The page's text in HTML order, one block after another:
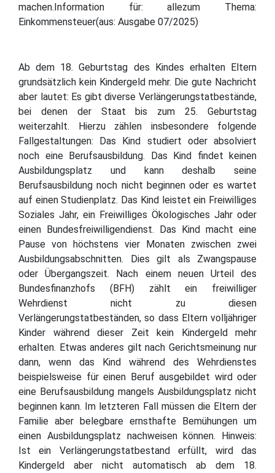
machen.Information für: allezum Thema:
Einkommensteuer(aus: Ausgabe 07/2025)
Ab dem 18. Geburtstag des Kindes erhalten Eltern
grundsätzlich kein Kindergeld mehr. Die gute Nachricht
aber lautet: Es gibt diverse Verlängerungstatbestände,
bei denen der Staat bis zum 25. Geburtstag
weiterzahlt. Hierzu zählen insbesondere folgende
Fallgestaltungen: Das Kind studiert oder absolviert
noch eine Berufsausbildung. Das Kind findet keinen
Ausbildungsplatz und kann deshalb seine
Berufsausbildung noch nicht beginnen oder es wartet
auf einen Studienplatz. Das Kind leistet ein Freiwilliges
Soziales Jahr, ein Freiwilliges Ökologisches Jahr oder
einen Bundesfreiwilligendienst. Das Kind macht eine
Pause von höchstens vier Monaten zwischen zwei
Ausbildungsabschnitten. Dies gilt als Zwangspause
oder Übergangszeit. Nach einem neuen Urteil des
Bundesfinanzhofs (BFH) zählt ein freiwilliger
Wehrdienst nicht zu diesen
Verlängerungstatbeständen, so dass Eltern volljähriger
Kinder während dieser Zeit kein Kindergeld mehr
erhalten. Etwas anderes gilt nach Gerichtsmeinung nur
dann, wenn das Kind während des Wehrdienstes
beispielsweise für einen Beruf ausgebildet wird oder
eine Berufsausbildung mangels Ausbildungsplatz nicht
beginnen kann. Im letzteren Fall müssen die Eltern der
Familie aber belegbare ernsthafte Bemühungen um
einen Ausbildungsplatz nachweisen können. Hinweis:
Ist ein Verlängerungstatbestand erfüllt, wird das
Kindergeld aber nicht automatisch ab dem 18.